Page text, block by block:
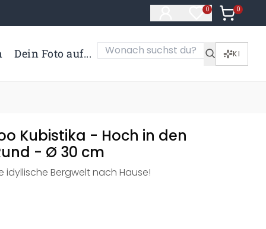
0
Artikel im
0
Artikel
Dein Foto auf... KI
Kubistika - Hoch in den
- Ø 30 cm
idyllische Bergwelt nach Hause!